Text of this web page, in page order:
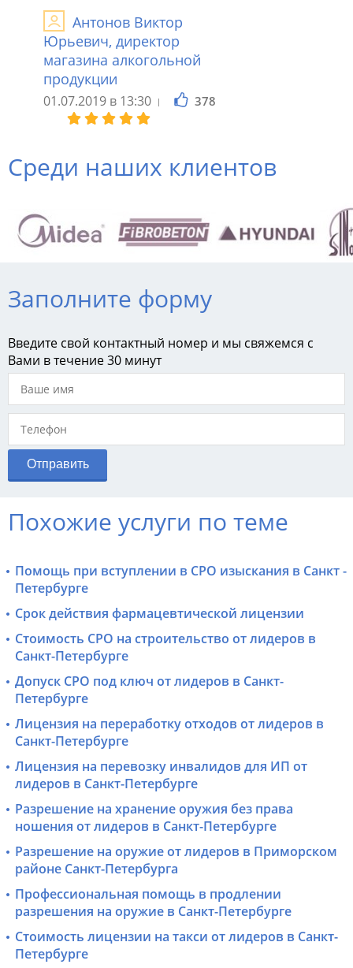
Антонов Виктор
Юрьевич, директор
магазина алкогольной
продукции
01.07.2019 в 13:30 378
Среди наших клиентов
Заполните форму
Введите свой контактный номер и мы свяжемся с
Вами в течение 30 минут
Похожие услуги по теме
Помощь при вступлении в СРО изыскания в Санкт -
Петербурге
Срок действия фармацевтической лицензии
Стоимость СРО на строительство от лидеров в
Санкт-Петербурге
Допуск СРО под ключ от лидеров в Санкт-
Петербурге
Лицензия на переработку отходов от лидеров в
Санкт-Петербурге
Лицензия на перевозку инвалидов для ИП от
лидеров в Санкт-Петербурге
Разрешение на хранение оружия без права
ношения от лидеров в Санкт-Петербурге
Разрешение на оружие от лидеров в Приморском
районе Санкт-Петербурга
Профессиональная помощь в продлении
разрешения на оружие в Санкт-Петербурге
Стоимость лицензии на такси от лидеров в Санкт-
Петербурге